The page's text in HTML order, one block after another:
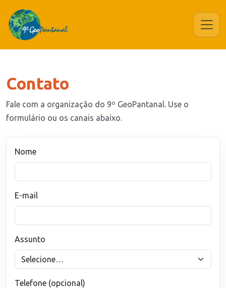
Contato
Fale com a organização do 9º GeoPantanal. Use o
formulário ou os canais abaixo.
Nome
E-mail
Assunto
Telefone (opcional)